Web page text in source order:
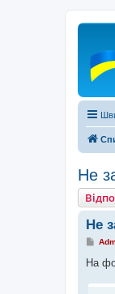
Не
Не
П
в
На